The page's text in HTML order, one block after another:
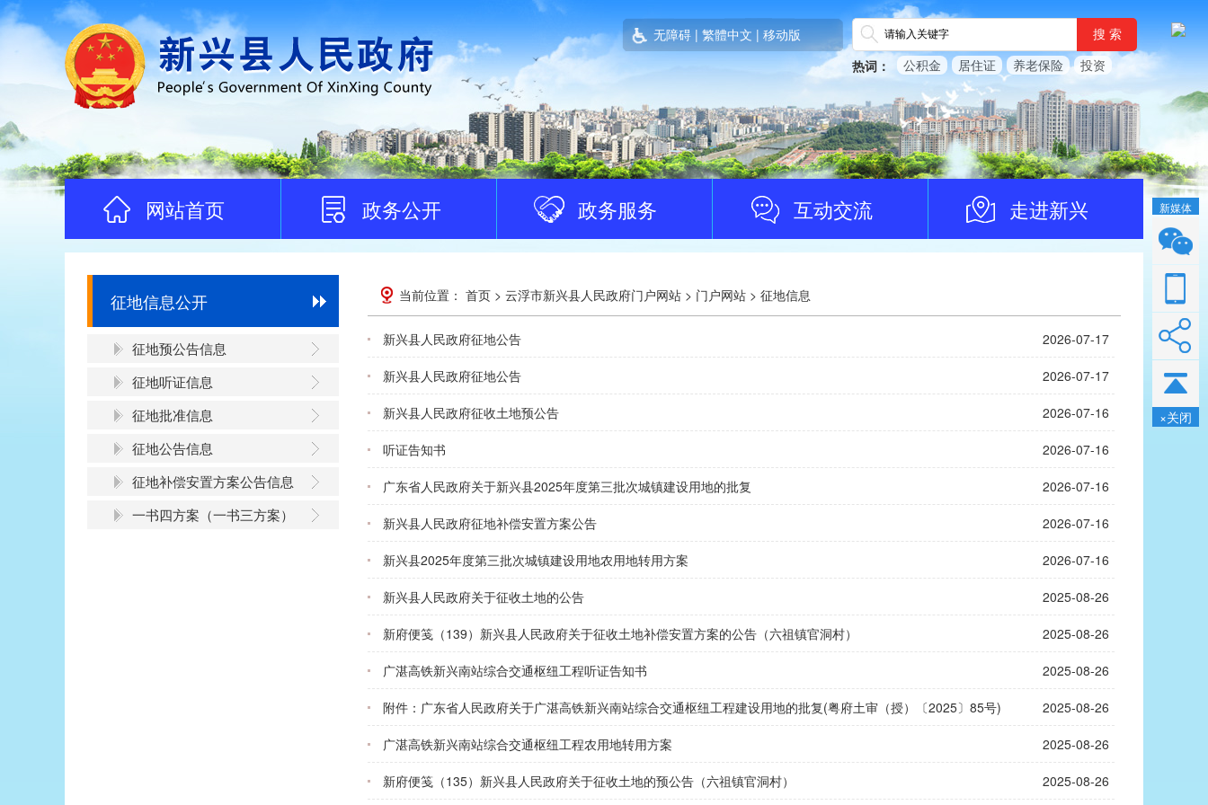
无障碍 | 繁體中文 | 移动版 搜 索
热词： 公积金 居住证 养老保险 投资
网站首页 政务公开 政务服务 互动交流 走进新兴
征地信息公开
征地预公告信息
征地听证信息
征地批准信息
征地公告信息
征地补偿安置方案公告信息
一书四方案（一书三方案）
当前位置： 首页 > 云浮市新兴县人民政府门户网站 > 门户网站 > 征地信息
新兴县人民政府征地公告 2026-07-17
新兴县人民政府征地公告 2026-07-17
新兴县人民政府征收土地预公告 2026-07-16
听证告知书 2026-07-16
广东省人民政府关于新兴县2025年度第三批次城镇建设用地的批复 2026-07-16
新兴县人民政府征地补偿安置方案公告 2026-07-16
新兴县2025年度第三批次城镇建设用地农用地转用方案 2026-07-16
新兴县人民政府关于征收土地的公告 2025-08-26
新府便笺（139）新兴县人民政府关于征收土地补偿安置方案的公告（六祖镇官洞村） 2025-08-26
广湛高铁新兴南站综合交通枢纽工程听证告知书 2025-08-26
附件：广东省人民政府关于广湛高铁新兴南站综合交通枢纽工程建设用地的批复(粤府土审（授）〔2025〕85号) 2025-08-26
广湛高铁新兴南站综合交通枢纽工程农用地转用方案 2025-08-26
新府便笺（135）新兴县人民政府关于征收土地的预公告（六祖镇官洞村） 2025-08-26
新媒体
×关闭